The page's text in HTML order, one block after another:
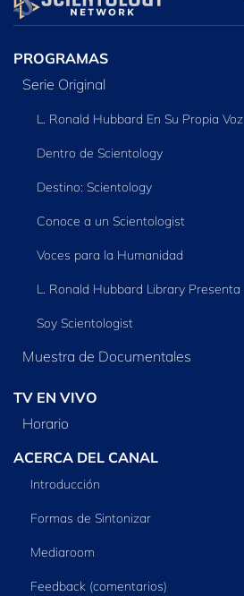
PROGRAMAS
Serie Original
L. Ronald Hubbard En Su Propia Voz
Dentro de Scientology
Destino: Scientology
Conoce a un Scientologist
Voces para la Humanidad
L. Ronald Hubbard Library Presenta
Soy Scientologist
Muestra de Documentales
TV EN VIVO
Horario
ACERCA DEL CANAL
Introducción
Formas de Sintonizar
Mediaroom
Feedback (comentarios)